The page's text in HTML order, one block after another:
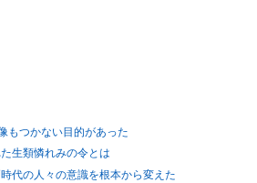
もつかない目的があった
生類憐れみの令とは
代の人々の意識を根本から変えた